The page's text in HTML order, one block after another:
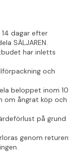
14 dagar efter
SÄLJAREN.
har inletts
och
beloppet inom 10
om ångrat köp och
på grund
genom returen